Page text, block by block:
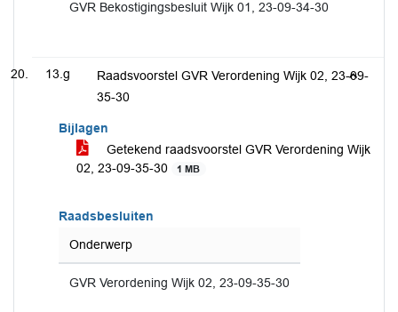
GVR Bekostigingsbesluit Wijk 01, 23-09-34-30
13.g
Raadsvoorstel GVR Verordening Wijk 02, 23-09-
35-30
Bijlagen
Getekend raadsvoorstel GVR Verordening Wijk
02, 23-09-35-30
1 MB
Raadsbesluiten
Onderwerp
GVR Verordening Wijk 02, 23-09-35-30